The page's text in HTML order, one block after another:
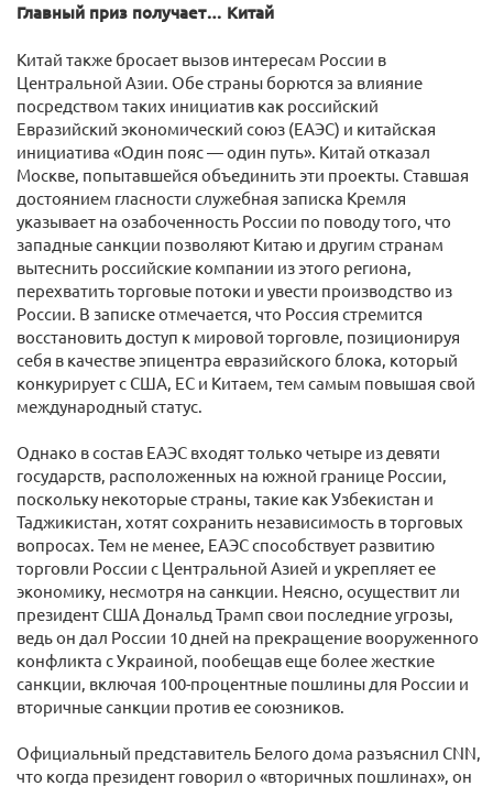
Главный приз получает… Китай
Китай также бросает вызов интересам России в
Центральной Азии. Обе страны борются за влияние
посредством таких инициатив как российский
Евразийский экономический союз (ЕАЭС) и китайская
инициатива «Один пояс — один путь». Китай отказал
Москве, попытавшейся объединить эти проекты. Ставшая
достоянием гласности служебная записка Кремля
указывает на озабоченность России по поводу того, что
западные санкции позволяют Китаю и другим странам
вытеснить российские компании из этого региона,
перехватить торговые потоки и увести производство из
России. В записке отмечается, что Россия стремится
восстановить доступ к мировой торговле, позиционируя
себя в качестве эпицентра евразийского блока, который
конкурирует с США, ЕС и Китаем, тем самым повышая свой
международный статус.
Однако в состав ЕАЭС входят только четыре из девяти
государств, расположенных на южной границе России,
поскольку некоторые страны, такие как Узбекистан и
Таджикистан, хотят сохранить независимость в торговых
вопросах. Тем не менее, ЕАЭС способствует развитию
торговли России с Центральной Азией и укрепляет ее
экономику, несмотря на санкции. Неясно, осуществит ли
президент США Дональд Трамп свои последние угрозы,
ведь он дал России 10 дней на прекращение вооруженного
конфликта с Украиной, пообещав еще более жесткие
санкции, включая 100-процентные пошлины для России и
вторичные санкции против ее союзников.
Официальный представитель Белого дома разъяснил CNN,
что когда президент говорил о «вторичных пошлинах», он